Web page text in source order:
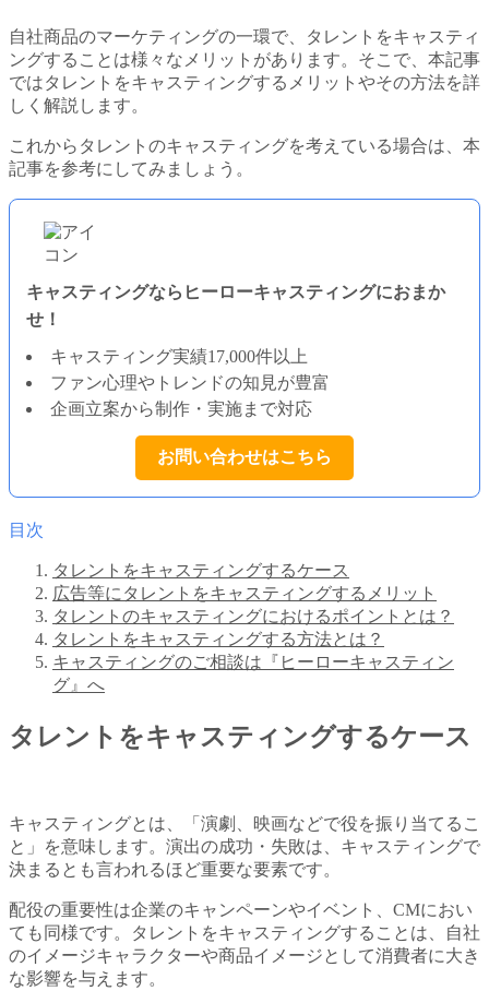
自社商品のマーケティングの一環で、タレントをキャスティ
ングすることは様々なメリットがあります。そこで、本記事
ではタレントをキャスティングするメリットやその方法を詳
しく解説します。
これからタレントのキャスティングを考えている場合は、本
記事を参考にしてみましょう。
キャスティングならヒーローキャスティングにおまか
せ！
キャスティング実績17,000件以上
ファン心理やトレンドの知見が豊富
企画立案から制作・実施まで対応
お問い合わせはこちら
目次
タレントをキャスティングするケース
広告等にタレントをキャスティングするメリット
タレントのキャスティングにおけるポイントとは？
タレントをキャスティングする方法とは？
キャスティングのご相談は『ヒーローキャスティン
グ』へ
タレントをキャスティングするケース
キャスティングとは、「演劇、映画などで役を振り当てるこ
と」を意味します。演出の成功・失敗は、キャスティングで
決まるとも言われるほど重要な要素です。
配役の重要性は企業のキャンペーンやイベント、CMにおい
ても同様です。タレントをキャスティングすることは、自社
のイメージキャラクターや商品イメージとして消費者に大き
な影響を与えます。